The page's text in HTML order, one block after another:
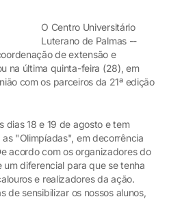
O Centro Universitário
Luterano de Palmas --
de extensão e
na última quinta-feira (28), em
com os parceiros da 21ª edição
dias 18 e 19 de agosto e tem
"Olimpíadas", em decorrência
acordo com os organizadores do
diferencial para que se tenha
e realizadores da ação.
de sensibilizar os nossos alunos,